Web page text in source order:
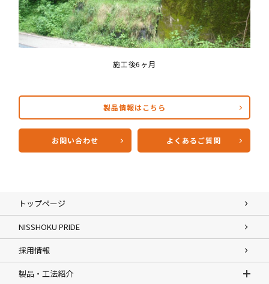
施工後6ヶ月
製品情報はこちら
お問い合わせ よくあるご質問
トップページ
NISSHOKU PRIDE
採用情報
製品・工法紹介